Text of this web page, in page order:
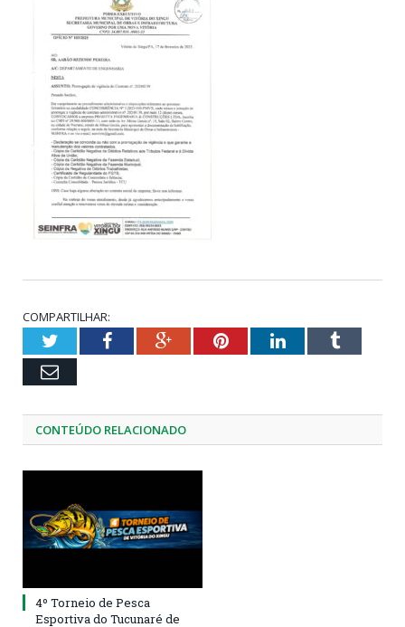
COMPARTILHAR:
TwitterFacebookGoogle+PinterestLinkedInTumblr
Email
CONTEÚDO RELACIONADO
4º Torneio de Pesca
Esportiva do Tucunaré de